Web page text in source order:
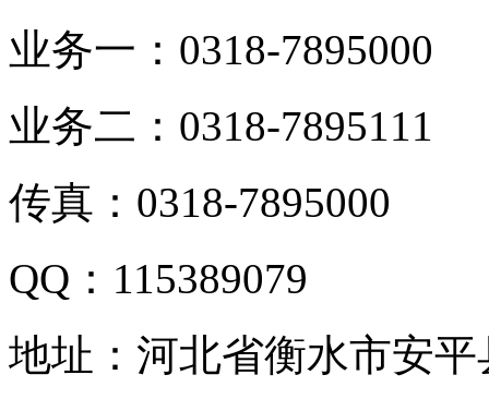
业务一：0318-7895000
业务二：0318-7895111
传真：0318-7895000
QQ：115389079
地址：河北省衡水市安